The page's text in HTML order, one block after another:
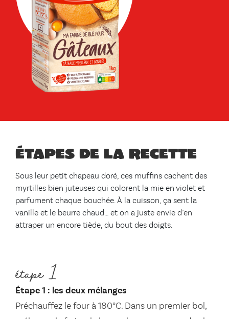
Étapes de la recette
Sous leur petit chapeau doré, ces muffins cachent des
myrtilles bien juteuses qui colorent la mie en violet et
parfument chaque bouchée. À la cuisson, ça sent la
vanille et le beurre chaud… et on a juste envie d’en
attraper un encore tiède, du bout des doigts.
étape 1
Étape 1 : les deux mélanges
Préchauffez le four à 180°C. Dans un premier bol,